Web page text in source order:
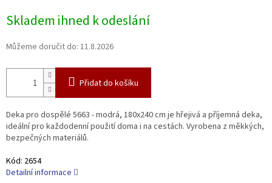
cena:
Skladem ihned k odeslání
Můžeme doručit do: 11.8.2026
Přidat do košíku
Deka pro dospělé 5663 - modrá, 180x240 cm je hřejivá a příjemná deka,
ideální pro každodenní použití doma i na cestách. Vyrobena z měkkých,
bezpečných materiálů.
Kód: 2654
Detailní informace